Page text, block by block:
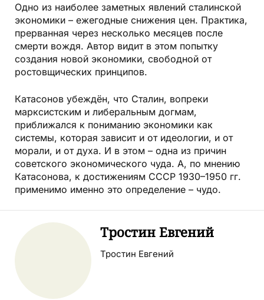
Одно из наиболее заметных явлений сталинской
экономики – ежегодные снижения цен. Практика,
прерванная через несколько месяцев после
смерти вождя. Автор видит в этом попытку
создания новой экономики, свободной от
ростовщических принципов.
Катасонов убеждён, что Сталин, вопреки
марксистским и либеральным догмам,
приближался к пониманию экономики как
системы, которая зависит и от идеологии, и от
морали, и от духа. И в этом – одна из причин
советского экономического чуда. А, по мнению
Катасонова, к достижениям СССР 1930–1950 гг.
применимо именно это определение – чудо.
Тростин Евгений
Тростин Евгений